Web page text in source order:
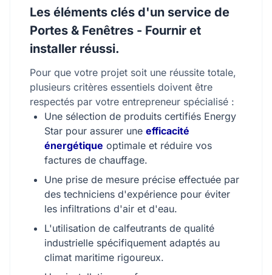
Les éléments clés d'un service de
Portes & Fenêtres - Fournir et
installer réussi.
Pour que votre projet soit une réussite totale,
plusieurs critères essentiels doivent être
respectés par votre entrepreneur spécialisé :
Une sélection de produits certifiés Energy
Star pour assurer une efficacité
énergétique optimale et réduire vos
factures de chauffage.
Une prise de mesure précise effectuée par
des techniciens d'expérience pour éviter
les infiltrations d'air et d'eau.
L'utilisation de calfeutrants de qualité
industrielle spécifiquement adaptés au
climat maritime rigoureux.